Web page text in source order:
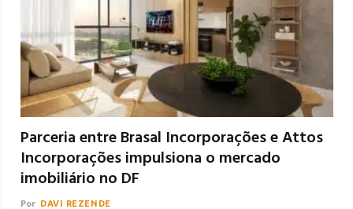
Parceria entre Brasal Incorporações e Attos
Incorporações impulsiona o mercado
imobiliário no DF
Por DAVI REZENDE